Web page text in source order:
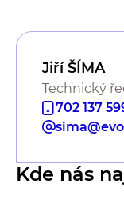
Jiří ŠÍMA
Technický
702 137
Kde nás